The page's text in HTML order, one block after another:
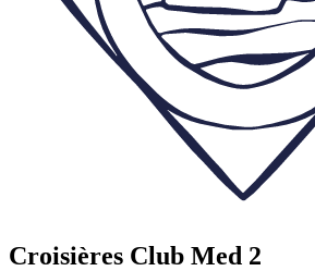
Croisières Club Med 2